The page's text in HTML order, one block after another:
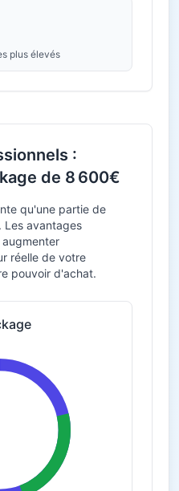
plus élevés
:
de 8 600€
qu'une partie de
Les avantages
réelle de votre
pouvoir d'achat.